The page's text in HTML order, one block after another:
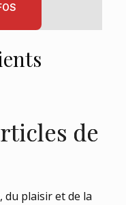
de
plaisir et de la